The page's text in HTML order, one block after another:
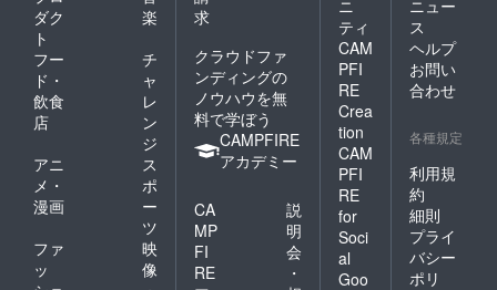
ダク
ト
楽
フー
ド・
飲食
店
チ
ャ
レ
ン
ジ
アニ
メ・
漫画
ス
ポ
ー
ツ
ファ
ッ
映
像
求
クラウドファ
ンディングの
ノウハウを無
料で学ぼう
CAMPFIRE
アカデミー
CA
MP
FI
RE
説
明
会
・
ニ
ティ
CAM
PFI
RE
Crea
tion
CAM
PFI
RE
for
Soci
al
Goo
ニュー
ス
ヘルプ
お問い
合わせ
各種規定
利用規
約
細則
プライ
バシー
ポリ